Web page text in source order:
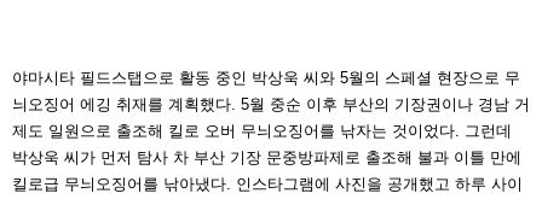
야마시타 필드스탭으로 활동 중인 박상욱 씨와 5월의 스페셜 현장으로 무
늬오징어 에깅 취재를 계획했다. 5월 중순 이후 부산의 기장권이나 경남 거
제도 일원으로 출조해 킬로 오버 무늬오징어를 낚자는 것이었다. 그런데
박상욱 씨가 먼저 탐사 차 부산 기장 문중방파제로 출조해 불과 이틀 만에
킬로급 무늬오징어를 낚아냈다. 인스타그램에 사진을 공개했고 하루 사이